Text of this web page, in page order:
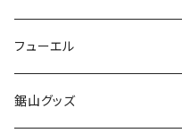
ROUTE700～799号線
ROUTE 600～699号線
ROUTE 700～799号線
ROUTE 600～699号線
ROUTE 700～799号線
茨城県
栃木県
撮影禁止
ホテルキーホルダー
たばこ・禁煙ステッカー
フューエル
ステッカー
鋸山グッズ